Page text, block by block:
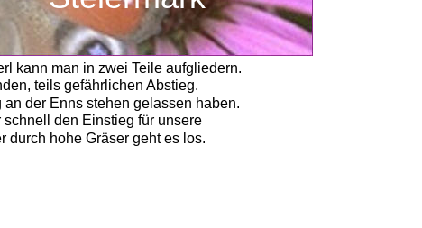
kann man in zwei Teile aufgliedern.
teils gefährlichen Abstieg.
der Enns stehen gelassen haben.
den Einstieg für unsere
durch hohe Gräser geht es los.